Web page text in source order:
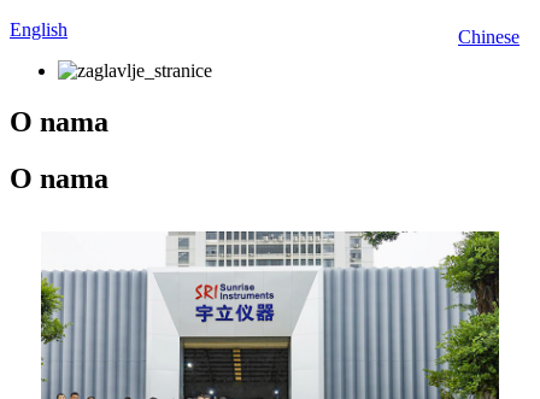
Chinese
English
O nama
O nama